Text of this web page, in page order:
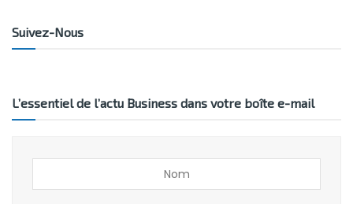
Suivez-Nous
L’essentiel de l’actu Business dans votre boîte e-mail